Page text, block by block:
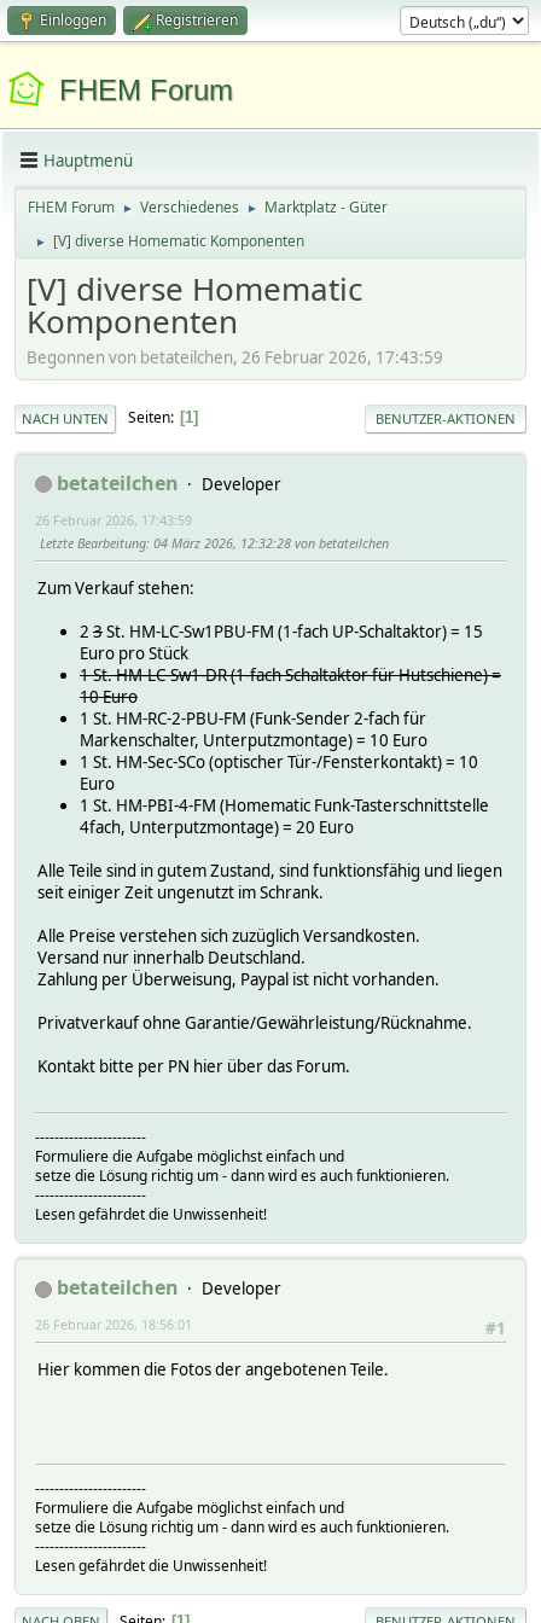
Einloggen Registrieren
FHEM Forum
Hauptmenü
FHEM Forum ► Verschiedenes ► Marktplatz - Güter
► [V] diverse Homematic Komponenten
[V] diverse Homematic
Komponenten
Begonnen von betateilchen, 26 Februar 2026, 17:43:59
NACH UNTEN Seiten 1 BENUTZER-AKTIONEN
betateilchen Developer
26 Februar 2026, 17:43:59
Letzte Bearbeitung: 04 März 2026, 12:32:28 von betateilchen
Zum Verkauf stehen:
2 3St. HM-LC-Sw1PBU-FM (1-fach UP-Schaltaktor) = 15
Euro pro Stück
1 St. HM-LC-Sw1-DR (1-fach Schaltaktor für Hutschiene) =
10 Euro
1 St. HM-RC-2-PBU-FM (Funk-Sender 2-fach für
Markenschalter, Unterputzmontage) = 10 Euro
1 St. HM-Sec-SCo (optischer Tür-/Fensterkontakt) = 10
Euro
1 St. HM-PBI-4-FM (Homematic Funk-Tasterschnittstelle
4fach, Unterputzmontage) = 20 Euro
Alle Teile sind in gutem Zustand, sind funktionsfähig und liegen
seit einiger Zeit ungenutzt im Schrank.
Alle Preise verstehen sich zuzüglich Versandkosten.
Versand nur innerhalb Deutschland.
Zahlung per Überweisung, Paypal ist nicht vorhanden.
Privatverkauf ohne Garantie/Gewährleistung/Rücknahme.
Kontakt bitte per PN hier über das Forum.
-----------------------
Formuliere die Aufgabe möglichst einfach und
setze die Lösung richtig um - dann wird es auch funktionieren.
-----------------------
Lesen gefährdet die Unwissenheit!
betateilchen
Developer
#1
26 Februar 2026, 18:56:01
Hier kommen die Fotos der angebotenen Teile.
-----------------------
Formuliere die Aufgabe möglichst einfach und
setze die Lösung richtig um - dann wird es auch funktionieren.
-----------------------
Lesen gefährdet die Unwissenheit!